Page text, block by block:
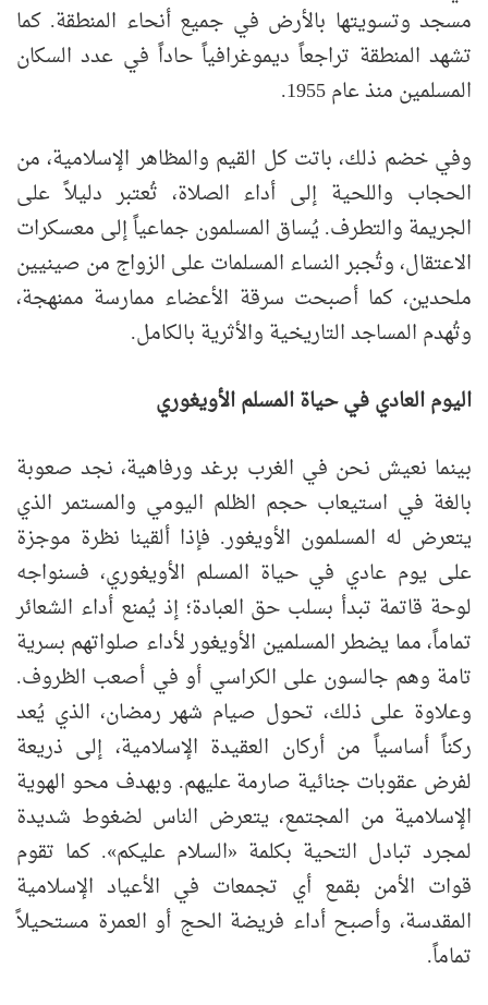
مسجد وتسويتها بالأرض في جميع أنحاء المنطقة. كما
تشهد المنطقة تراجعاً ديموغرافياً حاداً في عدد السكان
المسلمين منذ عام 1955.
وفي خضم ذلك، باتت كل القيم والمظاهر الإسلامية، من
الحجاب واللحية إلى أداء الصلاة، تُعتبر دليلاً على
الجريمة والتطرف. يُساق المسلمون جماعياً إلى معسكرات
الاعتقال، وتُجبر النساء المسلمات على الزواج من صينيين
ملحدين، كما أصبحت سرقة الأعضاء ممارسة ممنهجة،
وتُهدم المساجد التاريخية والأثرية بالكامل.
اليوم العادي في حياة المسلم الأويغوري
بينما نعيش نحن في الغرب برغد ورفاهية، نجد صعوبة
بالغة في استيعاب حجم الظلم اليومي والمستمر الذي
يتعرض له المسلمون الأويغور. فإذا ألقينا نظرة موجزة
على يوم عادي في حياة المسلم الأويغوري، فسنواجه
لوحة قاتمة تبدأ بسلب حق العبادة؛ إذ يُمنع أداء الشعائر
تماماً، مما يضطر المسلمين الأويغور لأداء صلواتهم بسرية
تامة وهم جالسون على الكراسي أو في أصعب الظروف.
وعلاوة على ذلك، تحول صيام شهر رمضان، الذي يُعد
ركناً أساسياً من أركان العقيدة الإسلامية، إلى ذريعة
لفرض عقوبات جنائية صارمة عليهم. وبهدف محو الهوية
الإسلامية من المجتمع، يتعرض الناس لضغوط شديدة
لمجرد تبادل التحية بكلمة «السلام عليكم». كما تقوم
قوات الأمن بقمع أي تجمعات في الأعياد الإسلامية
المقدسة، وأصبح أداء فريضة الحج أو العمرة مستحيلاً
تماماً.